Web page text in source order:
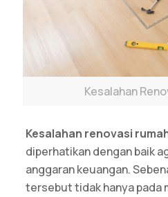
Kesalahan
Kesalahan renovasi
diperhatikan dengan baik
anggaran keuangan.
tersebut tidak hanya pada